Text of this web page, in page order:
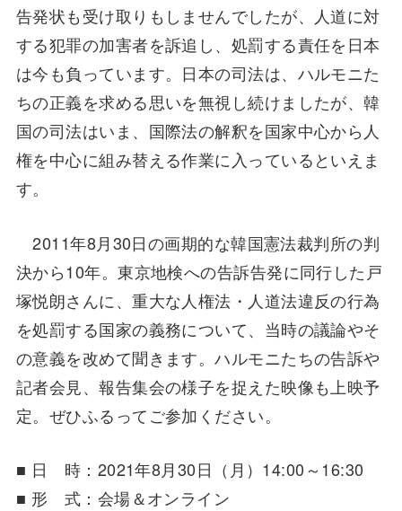
告発状も受け取りもしませんでしたが、人道に対
する犯罪の加害者を訴追し、処罰する責任を日本
は今も負っています。日本の司法は、ハルモニた
ちの正義を求める思いを無視し続けましたが、韓
国の司法はいま、国際法の解釈を国家中心から人
権を中心に組み替える作業に入っているといえま
す。
2011年8月30日の画期的な韓国憲法裁判所の判
決から10年。東京地検への告訴告発に同行した戸
塚悦朗さんに、重大な人権法・人道法違反の行為
を処罰する国家の義務について、当時の議論やそ
の意義を改めて聞きます。ハルモニたちの告訴や
記者会見、報告集会の様子を捉えた映像も上映予
定。ぜひふるってご参加ください。
■ 日 時：2021年8月30日（月）14:00～16:30
■ 形 式：会場＆オンライン